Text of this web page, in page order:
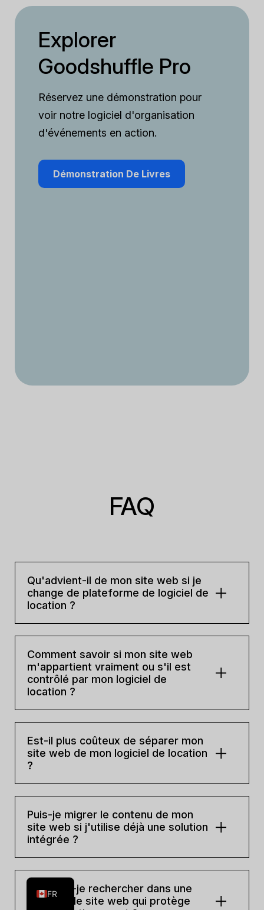
Explorer
Goodshuffle Pro
Réservez une démonstration pour
voir notre logiciel d'organisation
d'événements en action.
Démonstration De Livres
FAQ
Qu'advient-il de mon site web si je
change de plateforme de logiciel de
location ?
Comment savoir si mon site web
m'appartient vraiment ou s'il est
contrôlé par mon logiciel de
location ?
Est-il plus coûteux de séparer mon
site web de mon logiciel de location
?
Puis-je migrer le contenu de mon
site web si j'utilise déjà une solution
intégrée ?
Que dois-je rechercher dans une
solution de site web qui protège
FR